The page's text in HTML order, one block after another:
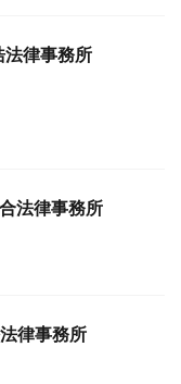
律事務所
法律事務所
律事務所